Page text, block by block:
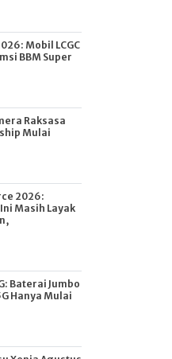
Mobil LCGC
BBM Super
Raksasa
Mulai
2026:
Masih Layak
Baterai Jumbo
Hanya Mulai